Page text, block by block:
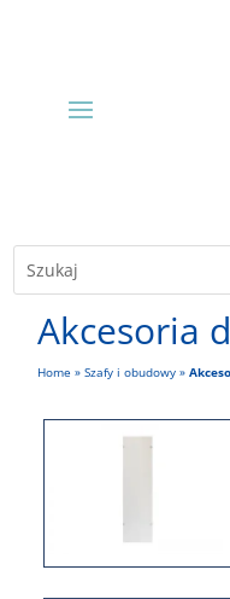
Akcesoria
Home »Szafy i obudowy »